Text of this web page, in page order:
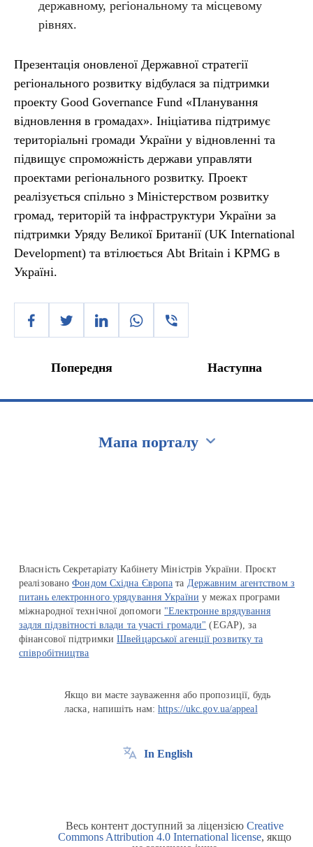
державному, регіональному та місцевому
рівнях.
Презентація оновленої Державної стратегії
регіонального розвитку відбулася за підтримки
проекту Good Governance Fund «Планування
відновлення в громадах». Ініціатива підтримує
територіальні громади України у відновленні та
підвищує спроможність держави управляти
проектами регіонального розвитку. Проект
реалізується спільно з Міністерством розвитку
громад, територій та інфраструктури України за
підтримки Уряду Великої Британії (UK International
Development) та втілюється Abt Britain і KPMG в
Україні.
Попередня Наступна
Мапа порталу
Власність Секретаріату Кабінету Міністрів України. Проєкт
реалізованоФондом Східна Європа та Державним агентством з
питань електронного урядування України у межах програми
міжнародної технічної допомоги "Електронне врядування
задля підзвітності влади та участі громади" (EGAP), за
фінансової підтримкиШвейцарської агенції розвитку та
співробітництва
Якщо ви маєте зауваження або пропозиції, будь
ласка, напишіть нам:https://ukc.gov.ua/appeal
In English
Весь контент доступний за ліцензією Creative
Commons Attribution 4.0 International license, якщо